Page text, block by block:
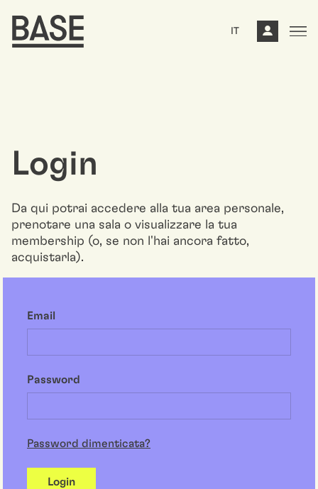
IT
Login
Da qui potrai accedere alla tua area personale,
prenotare una sala o visualizzare la tua
membership (o, se non l'hai ancora fatto,
acquistarla).
Email
Password
Password dimenticata?
Login